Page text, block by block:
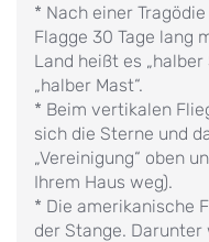
* Nach einer
Flagge 30 Tage lang
Land heißt es
„halber Mast“.
* Beim vertikalen
sich die Sterne und
„Vereinigung“ oben
Ihrem Haus weg).
* Die amerikanische
der Stange.